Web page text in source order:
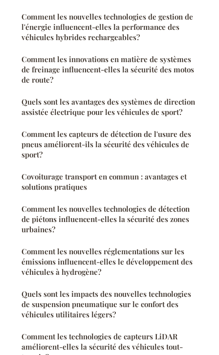
Comment les nouvelles technologies de gestion de
l'énergie influencent-elles la performance des
véhicules hybrides rechargeables?
Comment les innovations en matière de systèmes
de freinage influencent-elles la sécurité des motos
de route?
Quels sont les avantages des systèmes de direction
assistée électrique pour les véhicules de sport?
Comment les capteurs de détection de l'usure des
pneus améliorent-ils la sécurité des véhicules de
sport?
Covoiturage transport en commun : avantages et
solutions pratiques
Comment les nouvelles technologies de détection
de piétons influencent-elles la sécurité des zones
urbaines?
Comment les nouvelles réglementations sur les
émissions influencent-elles le développement des
véhicules à hydrogène?
Quels sont les impacts des nouvelles technologies
de suspension pneumatique sur le confort des
véhicules utilitaires légers?
Comment les technologies de capteurs LiDAR
améliorent-elles la sécurité des véhicules tout-